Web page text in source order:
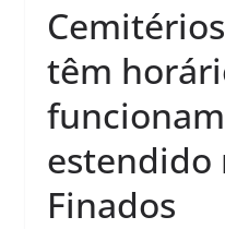
têm
estendido
Finados